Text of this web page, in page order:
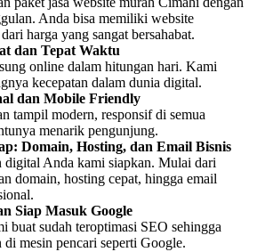
Anda bisa memiliki website
harga yang sangat bersahabat.
dan Tepat Waktu
online dalam hitungan hari. Kami
kecepatan dalam dunia digital.
dan Mobile Friendly
tampil modern, responsif di semua
menarik pengunjung.
Domain, Hosting, dan Email Bisnis
digital Anda kami siapkan. Mulai dari
domain, hosting cepat, hingga email
Siap Masuk Google
buat sudah teroptimasi SEO sehingga
mesin pencari seperti Google.